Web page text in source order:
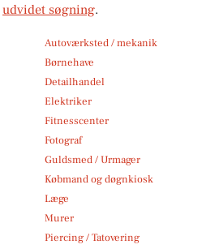
udvidet søgning.
Autoværksted / mekanik
Børnehave
Detailhandel
Elektriker
Fitnesscenter
Fotograf
Guldsmed / Urmager
Købmand og døgnkiosk
Læge
Murer
Piercing / Tatovering